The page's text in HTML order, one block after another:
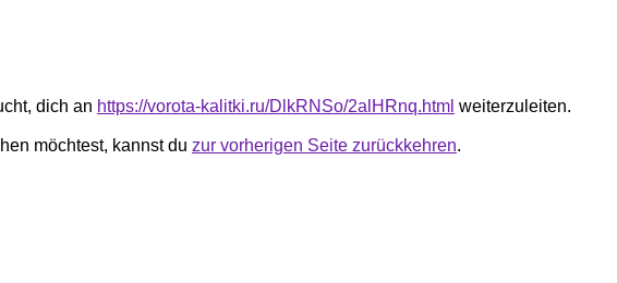
dich an https://vorota-kalitki.ru/DlkRNSo/2alHRnq.html weiterzuleiten.
möchtest, kannst du zur vorherigen Seite zurückkehren.